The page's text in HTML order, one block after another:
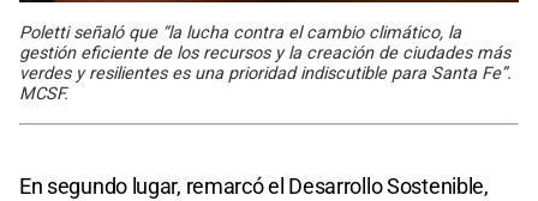
Poletti señaló que “la lucha contra el cambio climático, la
gestión eficiente de los recursos y la creación de ciudades más
verdes y resilientes es una prioridad indiscutible para Santa Fe”.
MCSF.
En segundo lugar, remarcó el Desarrollo Sostenible,